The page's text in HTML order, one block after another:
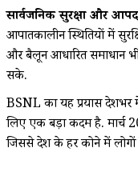
सार्वजनिक सुरक्षा और
आपातकालीन स्थितियों में
और बैलून आधारित समाधान
सके.
BSNL का यह प्रयास
लिए एक बड़ा कदम है. मार्च
जिससे देश के हर कोने में